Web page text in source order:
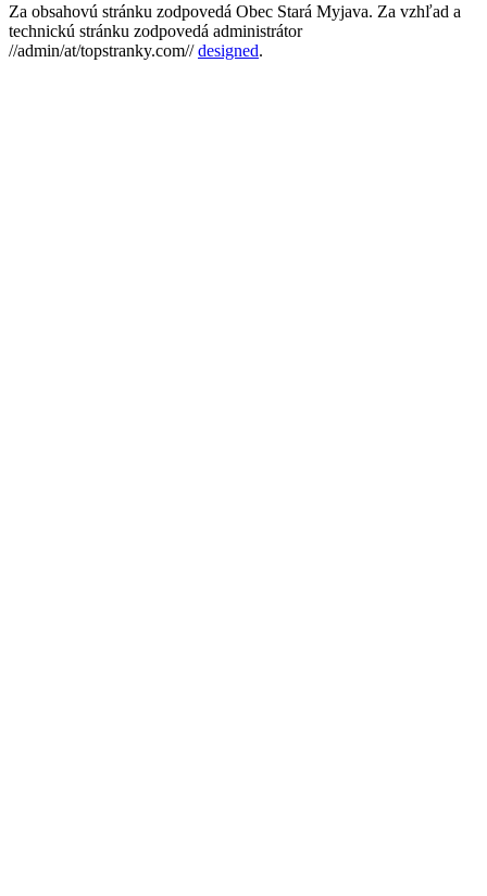
Za obsahovú stránku zodpovedá Obec Stará Myjava. Za vzhľad a
technickú stránku zodpovedá administrátor
//admin/at/topstranky.com//designed.